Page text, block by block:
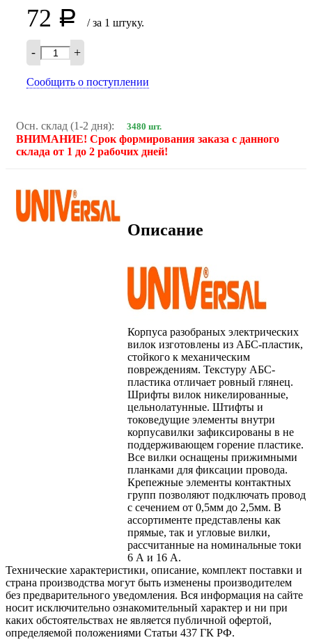
72 Р / за 1 штуку.
- +
Сообщить о поступлении
Осн. склад (1-2 дня): 3480 шт.
ВНИМАНИЕ! Срок формирования заказа с данного
склада от 1 до 2 рабочих дней!
Описание
Корпуса разобраных электрических
вилок изготовлены из АБС-пластик,
стойкого к механическим
повреждениям. Текстуру АБС-
пластика отличает ровный глянец.
Шрифты вилок никелированные,
цельнолатунные. Штифты и
токоведущие элементы внутри
корпусавилки зафиксированы в не
поддерживающем горение пластике.
Все вилки оснащены прижимными
планками для фиксации провода.
Крепежные элементы контактных
групп позволяют подключать провод
с сечением от 0,5мм до 2,5мм. В
ассортименте представлены как
прямые, так и угловые вилки,
рассчитанные на номинальные токи
6 А и 16 А.
Технические характеристики, описание, комплект поставки и
страна производства могут быть изменены производителем
без предварительного уведомления. Вся информация на сайте
носит исключительно ознакомительный характер и ни при
каких обстоятельствах не является публичной офертой,
определяемой положениями Статьи 437 ГК РФ.